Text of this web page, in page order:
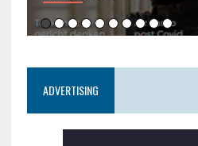
ADVERTISING